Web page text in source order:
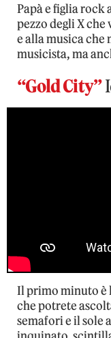
Papà e figlia rock
pezzo degli X
e alla musica che
musicista, ma
“Gold City”
Il primo minuto è
che potrete
semafori e il sole